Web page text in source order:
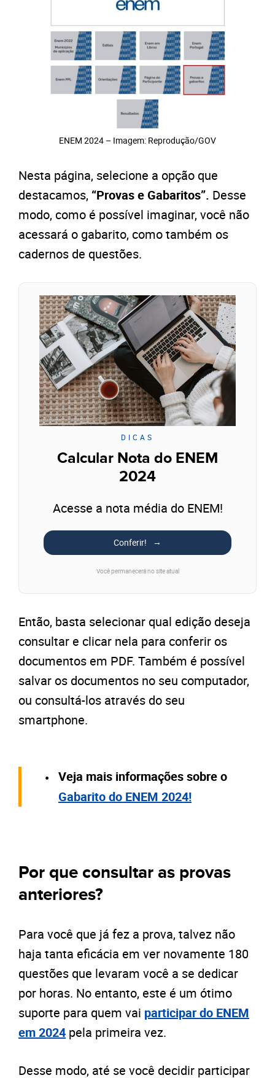
ENEM 2024 – Imagem: Reprodução/GOV
Nesta página, selecione a opção que
destacamos, “Provas e Gabaritos”. Desse
modo, como é possível imaginar, você não
acessará o gabarito, como também os
cadernos de questões.
DICAS
Calcular Nota do ENEM
2024
Acesse a nota média do ENEM!
Conferir!
Você permanecerá no site atual
Então, basta selecionar qual edição deseja
consultar e clicar nela para conferir os
documentos em PDF. Também é possível
salvar os documentos no seu computador,
ou consultá-los através do seu
smartphone.
Veja mais informações sobre o
Gabarito do ENEM 2024!
Por que consultar as provas
anteriores?
Para você que já fez a prova, talvez não
haja tanta eficácia em ver novamente 180
questões que levaram você a se dedicar
por horas. No entanto, este é um ótimo
suporte para quem vai participar do ENEM
em 2024 pela primeira vez.
Desse modo, até se você decidir participar